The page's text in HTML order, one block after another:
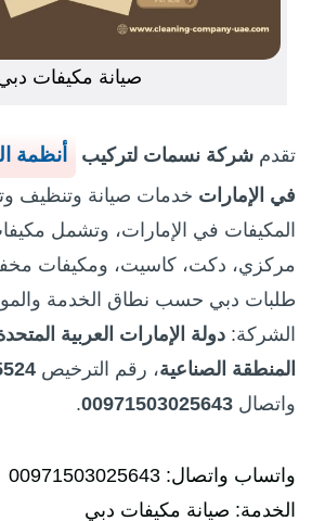
صيانة مكيفات
تقدم شركة نسمات لتركيب أنظمة
في الإمارات خدمات صيانة وتنظيف
المكيفات في الإمارات، وتشمل
مركزي، دكت، كاسيت، ومكيفات
طلبات دبي حسب نطاق الخدمة
الشركة: دولة الإمارات العربية
المنطقة الصناعية، رقم الترخيص
واتصال 00971503025643
.
واتساب واتصال: 00971503025643
الخدمة: صيانة مكيفات دبي